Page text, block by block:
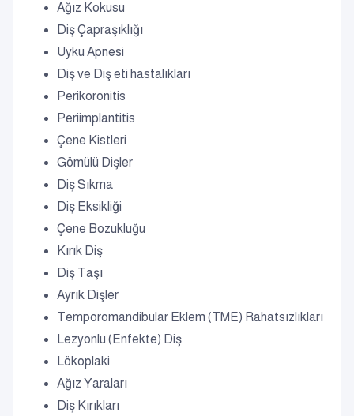
Ağız Kokusu
Diş Çapraşıklığı
Uyku Apnesi
Diş ve Diş eti hastalıkları
Perikoronitis
Periimplantitis
Çene Kistleri
Gömülü Dişler
Diş Sıkma
Diş Eksikliği
Çene Bozukluğu
Kırık Diş
Diş Taşı
Ayrık Dişler
Temporomandibular Eklem (TME) Rahatsızlıkları
Lezyonlu (Enfekte) Diş
Lökoplaki
Ağız Yaraları
Diş Kırıkları